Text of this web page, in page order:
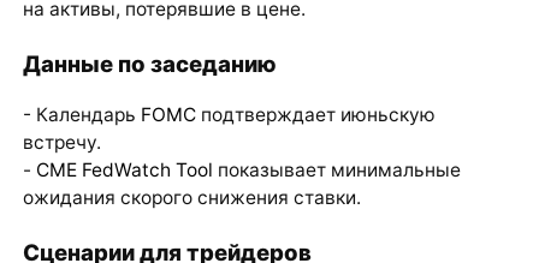
на активы, потерявшие в цене.
Данные по заседанию
- Календарь FOMCподтверждает июньскую
встречу.
- CME FedWatch Tool показывает минимальные
ожидания скорого снижения ставки.
Сценарии для трейдеров